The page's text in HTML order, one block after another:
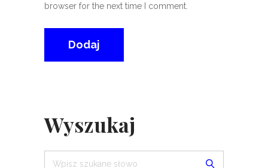
browser for the next time I comment.
Wyszukaj